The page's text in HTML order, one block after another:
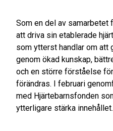
Som en del av samarbetet
att driva sin etablerade
som ytterst handlar om att
genom ökad kunskap,
och en större förståelse
förändras. I februari
med Hjärtebarnsfonden
ytterligare stärka innehållet.